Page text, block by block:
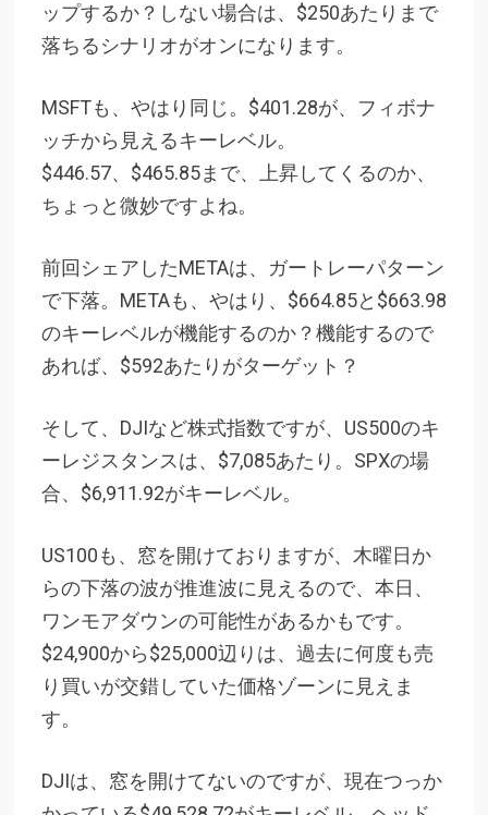
ップするか？しない場合は、$250あたりまで
落ちるシナリオがオンになります。
MSFTも、やはり同じ。$401.28が、フィボナ
ッチから見えるキーレベル。
$446.57、$465.85まで、上昇してくるのか、
ちょっと微妙ですよね。
前回シェアしたMETAは、ガートレーパターン
で下落。METAも、やはり、$664.85と$663.98
のキーレベルが機能するのか？機能するので
あれば、$592あたりがターゲット？
そして、DJIなど株式指数ですが、US500のキ
ーレジスタンスは、$7,085あたり。SPXの場
合、$6,911.92がキーレベル。
US100も、窓を開けておりますが、木曜日か
らの下落の波が推進波に見えるので、本日、
ワンモアダウンの可能性があるかもです。
$24,900から$25,000辺りは、過去に何度も売
り買いが交錯していた価格ゾーンに見えま
す。
DJIは、窓を開けてないのですが、現在つっか